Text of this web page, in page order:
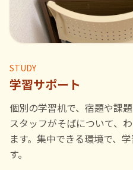
STUDY
学習サポート
個別の学習机で、宿題や課
スタッフがそばについて、
ます。集中できる環境で、
す。